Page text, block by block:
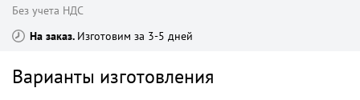
Без учета НДС
На заказ Изготовим за 3-5 дней
Варианты изготовления